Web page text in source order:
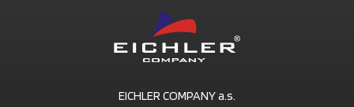
EICHLER COMPANY a.s.